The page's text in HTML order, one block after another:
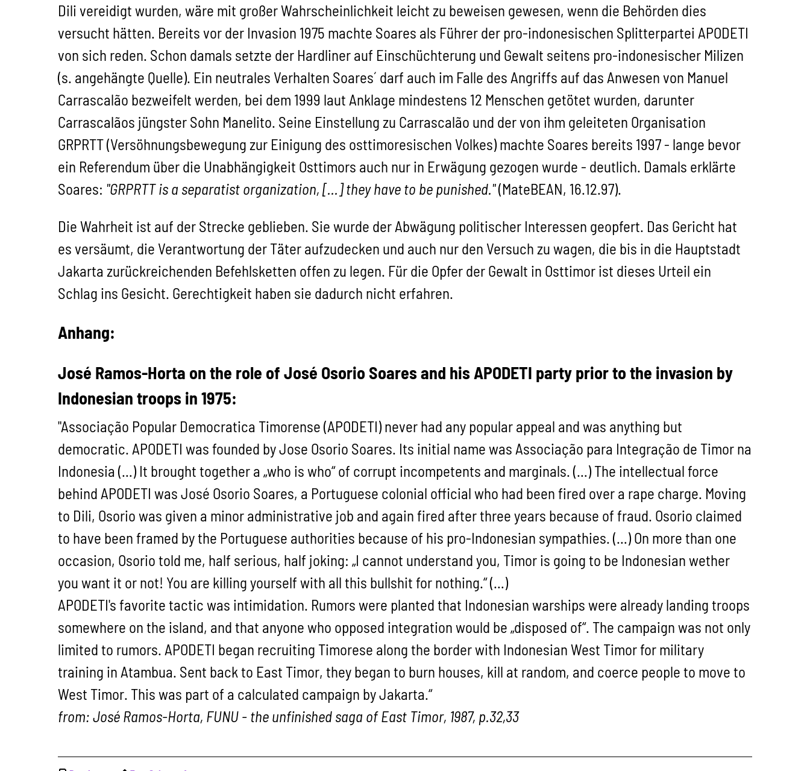
Dili vereidigt wurden, wäre mit großer Wahrscheinlichkeit leicht zu beweisen gewesen, wenn die Behörden dies
versucht hätten. Bereits vor der Invasion 1975 machte Soares als Führer der pro-indonesischen Splitterpartei APODETI
von sich reden. Schon damals setzte der Hardliner auf Einschüchterung und Gewalt seitens pro-indonesischer Milizen
(s. angehängte Quelle). Ein neutrales Verhalten Soares´ darf auch im Falle des Angriffs auf das Anwesen von Manuel
Carrascalão bezweifelt werden, bei dem 1999 laut Anklage mindestens 12 Menschen getötet wurden, darunter
Carrascalãos jüngster Sohn Manelito. Seine Einstellung zu Carrascalão und der von ihm geleiteten Organisation
GRPRTT (Versöhnungsbewegung zur Einigung des osttimoresischen Volkes) machte Soares bereits 1997 - lange bevor
ein Referendum über die Unabhängigkeit Osttimors auch nur in Erwägung gezogen wurde - deutlich. Damals erklärte
Soares: "GRPRTT is a separatist organization, [...] they have to be punished."(MateBEAN, 16.12.97).
Die Wahrheit ist auf der Strecke geblieben. Sie wurde der Abwägung politischer Interessen geopfert. Das Gericht hat
es versäumt, die Verantwortung der Täter aufzudecken und auch nur den Versuch zu wagen, die bis in die Hauptstadt
Jakarta zurückreichenden Befehlsketten offen zu legen. Für die Opfer der Gewalt in Osttimor ist dieses Urteil ein
Schlag ins Gesicht. Gerechtigkeit haben sie dadurch nicht erfahren.
Anhang:
José Ramos-Horta on the role of José Osorio Soares and his APODETI party prior to the invasion by
Indonesian troops in 1975:
"Associação Popular Democratica Timorense (APODETI) never had any popular appeal and was anything but
democratic. APODETI was founded by Jose Osorio Soares. Its initial name was Associação para Integração de Timor na
Indonesia (…) It brought together a „who is who“ of corrupt incompetents and marginals. (…) The intellectual force
behind APODETI was José Osorio Soares, a Portuguese colonial official who had been fired over a rape charge. Moving
to Dili, Osorio was given a minor administrative job and again fired after three years because of fraud. Osorio claimed
to have been framed by the Portuguese authorities because of his pro-Indonesian sympathies. (…) On more than one
occasion, Osorio told me, half serious, half joking: „I cannot understand you, Timor is going to be Indonesian wether
you want it or not! You are killing yourself with all this bullshit for nothing.“ (…)
APODETI's favorite tactic was intimidation. Rumors were planted that Indonesian warships were already landing troops
somewhere on the island, and that anyone who opposed integration would be „disposed of“. The campaign was not only
limited to rumors. APODETI began recruiting Timorese along the border with Indonesian West Timor for military
training in Atambua. Sent back to East Timor, they began to burn houses, kill at random, and coerce people to move to
West Timor. This was part of a calculated campaign by Jakarta.“
from: José Ramos-Horta, FUNU - the unfinished saga of East Timor, 1987, p.32,33